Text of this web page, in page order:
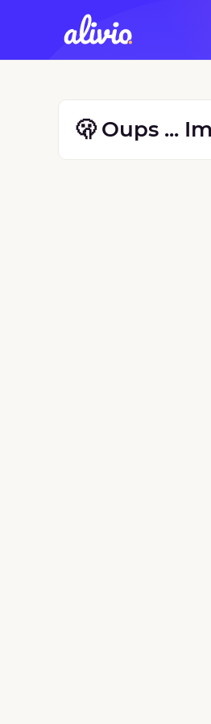
🫢 Oups ...